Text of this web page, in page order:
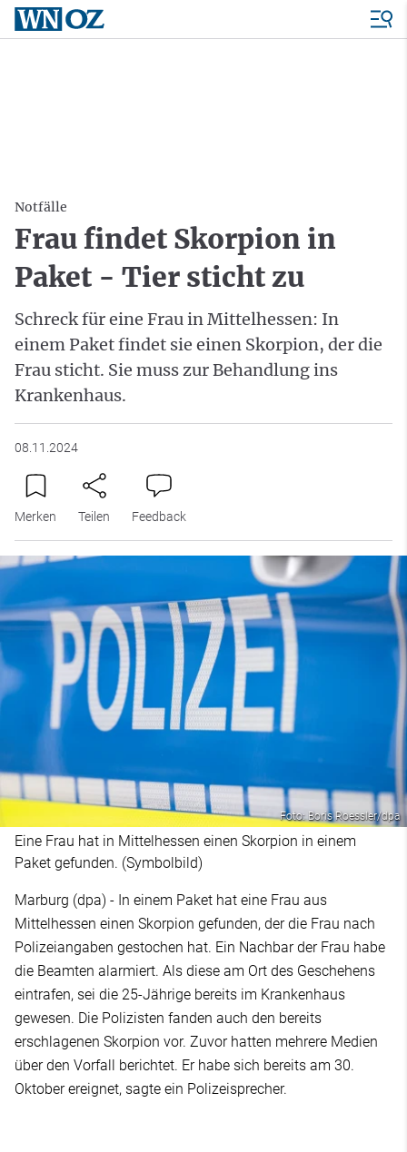
Notfälle
Frau findet Skorpion in
Paket - Tier sticht zu
Schreck für eine Frau in Mittelhessen: In
einem Paket findet sie einen Skorpion, der die
Frau sticht. Sie muss zur Behandlung ins
Krankenhaus.
08.11.2024
Merken Teilen Feedback
Foto: Boris Roessler/dpa
Eine Frau hat in Mittelhessen einen Skorpion in einem
Paket gefunden. (Symbolbild)
Marburg (dpa) - In einem Paket hat eine Frau aus
Mittelhessen einen Skorpion gefunden, der die Frau nach
Polizeiangaben gestochen hat. Ein Nachbar der Frau habe
die Beamten alarmiert. Als diese am Ort des Geschehens
eintrafen, sei die 25-Jährige bereits im Krankenhaus
gewesen. Die Polizisten fanden auch den bereits
erschlagenen Skorpion vor. Zuvor hatten mehrere Medien
über den Vorfall berichtet. Er habe sich bereits am 30.
Oktober ereignet, sagte ein Polizeisprecher.